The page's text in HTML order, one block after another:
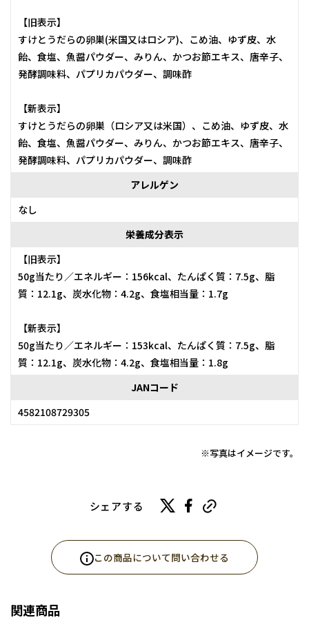
【旧表示】
すけとうだらの卵巣(米国又はロシア)、こめ油、ゆず皮、水
飴、食塩、魚醤パウダー、みりん、かつお節エキス、唐辛子、
発酵調味料、パプリカパウダー、調味酢
【新表示】
すけとうだらの卵巣（ロシア又は米国）、こめ油、ゆず皮、水
飴、食塩、魚醤パウダー、みりん、かつお節エキス、唐辛子、
発酵調味料、パプリカパウダー、調味酢
アレルゲン
なし
栄養成分表示
【旧表示】
50g当たり／エネルギー：156kcal、たんぱく質：7.5g、脂
質：12.1g、炭水化物：4.2g、食塩相当量：1.7g
【新表示】
50g当たり／エネルギー：153kcal、たんぱく質：7.5g、脂
質：12.1g、炭水化物：4.2g、食塩相当量：1.8g
JANコード
4582108729305
※写真はイメージです。
シェアする
この商品について問い合わせる
関連商品